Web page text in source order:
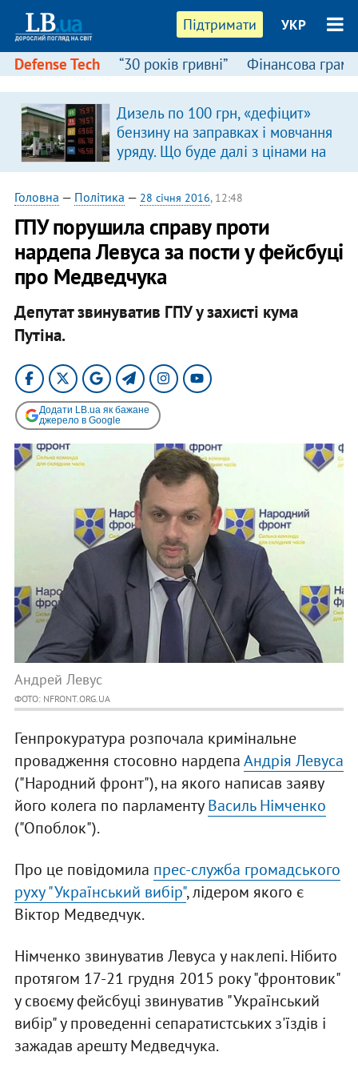
Підтримати УКР
Defense Tech “30 років гривні” Фінансова
Дизель по 100 грн, «дефіцит»
бензину на заправках і мовчання
уряду. Що буде далі з цінами на
пальне?
Головна — Політика — 28 січня 2016, 12:48
ГПУ порушила справу проти
нардепа Левуса за пости у фейсбуці
про Медведчука
Депутат звинуватив ГПУ у захисті кума
Путіна.
Додати LB.ua як бажане
джерело в Google
Андрей Левус
ФОТО: NFRONT.ORG.UA
Генпрокуратура розпочала кримінальне
провадження стосовно нардепаАндрія Левуса
("Народний фронт"), на якого написав заяву
його колега по парламентуВасиль Німченко
("Опоблок").
Про це повідомила прес-служба громадського
руху "Український вибір", лідером якого є
Віктор Медведчук.
Німченко звинуватив Левуса у наклепі. Нібито
протягом 17-21 грудня 2015 року "фронтовик"
у своєму фейсбуці звинуватив "Український
вибір" у проведенні сепаратистських з'їздів і
зажадав арешту Медведчука.